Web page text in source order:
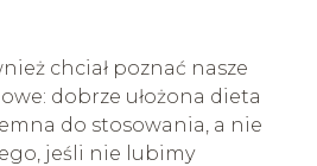
chciał poznać nasze
dobrze ułożona dieta
do stosowania, a nie
jeśli nie lubimy